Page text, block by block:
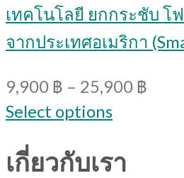
เทคโนโลยี ยกกระชับ โ
จากประเทศอเมริกา
9,900 ฿ – 25,900 ฿
Select options
เกี่ยวกับเรา